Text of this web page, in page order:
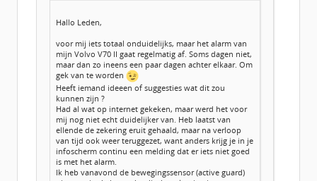
Hallo Leden,
voor mij iets totaal onduidelijks, maar het alarm van
mijn Volvo V70 II gaat regelmatig af. Soms dagen niet,
maar dan zo ineens een paar dagen achter elkaar. Om
gek van te worden
Heeft iemand ideeen of suggesties wat dit zou
kunnen zijn ?
Had al wat op internet gekeken, maar werd het voor
mij nog niet echt duidelijker van. Heb laatst van
ellende de zekering eruit gehaald, maar na verloop
van tijd ook weer teruggezet, want anders krijg je in je
infoscherm continu een melding dat er iets niet goed
is met het alarm.
Ik heb vanavond de bewegingssensor (active guard)